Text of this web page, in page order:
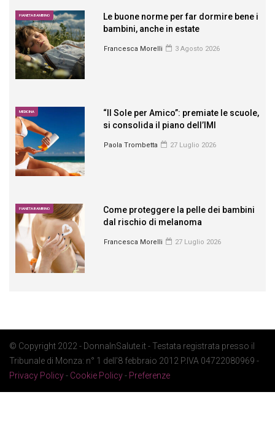
PIANETA BAMBINO
Le buone norme per far dormire bene i
bambini, anche in estate
Francesca Morelli 3 Agosto 2026
MEDICINA
“Il Sole per Amico”: premiate le scuole,
si consolida il piano dell’IMI
Paola Trombetta 27 Luglio 2026
PIANETA BAMBINO
Come proteggere la pelle dei bambini
dal rischio di melanoma
Francesca Morelli 27 Luglio 2026
© Copyright 2022 - DonnaInSalute.it - Testata registrata presso il
Tribunale di Monza: n° 1 dell'8 febbraio 2012 P.IVA 04722080969 -
Privacy Policy- Cookie Policy- Preferenze